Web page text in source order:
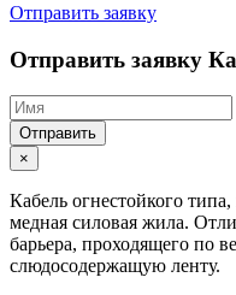
Отправить заявку
Отправить заявку
Отправить
×
Кабель огнестойкого
медная силовая жила.
барьера, проходящего по
слюдосодержащую ленту.